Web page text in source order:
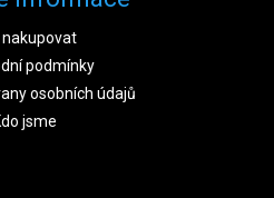
podmínky
osobních údajů
jsme